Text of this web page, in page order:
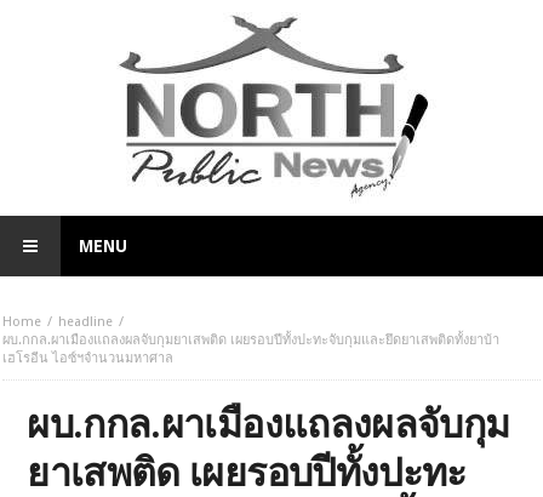
MENU
Home
headline
ผบ.กกล.ผาเมืองแถลงผลจับกุมยาเสพติด เผยรอบปีทั้งปะทะจับกุมและยึดยาเสพติดทั้งยาบ้า
เฮโรอีน ไอซ์ฯจำนวนมหาศาล
ผบ.กกล.ผาเมืองแถลงผลจับกุม
ยาเสพติด เผยรอบปีทั้งปะทะ